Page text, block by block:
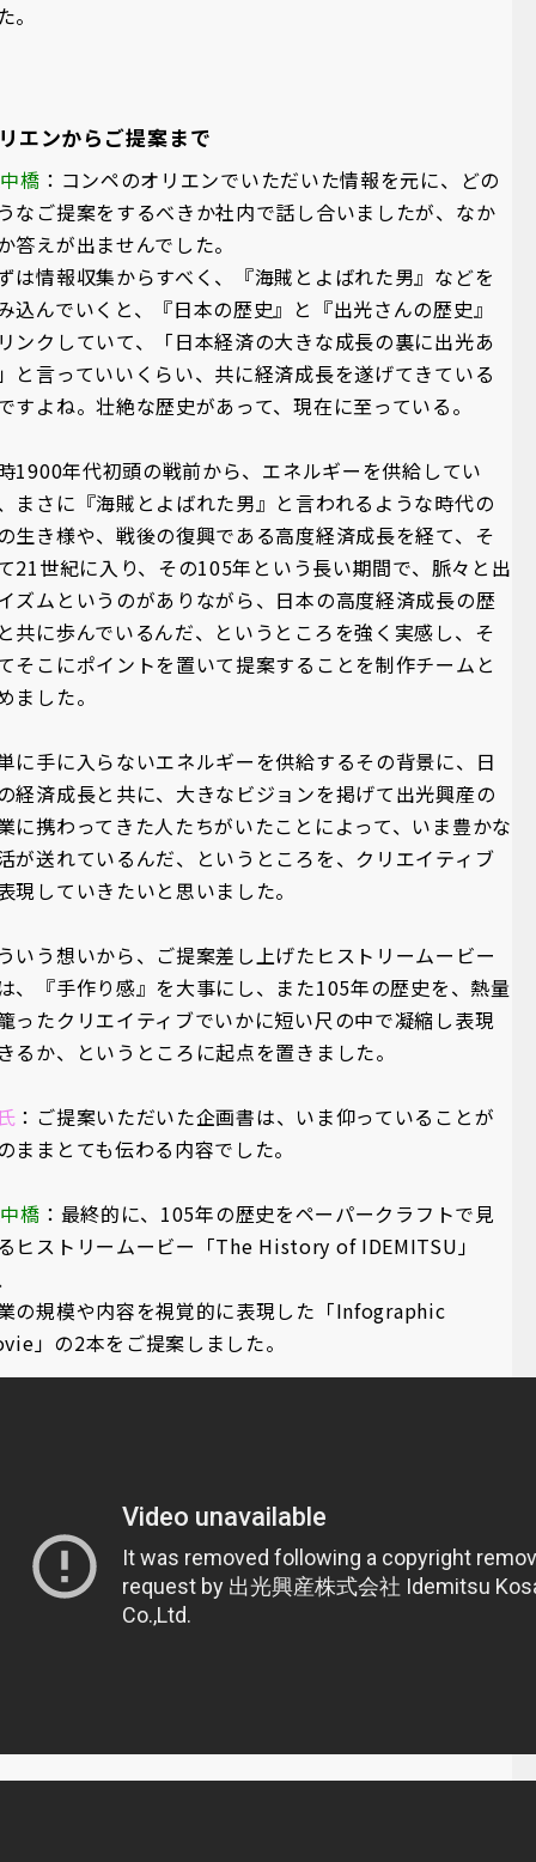
。
エンからご提案まで
橋 ：コンペのオリエンでいただいた情報を元に、どの
なご提案をするべきか社内で話し合いましたが、なか
答えが出ませんでした。
は情報収集からすべく、『海賊とよばれた男』などを
込んでいくと、『日本の歴史』と『出光さんの歴史』
ンクしていて、「日本経済の大きな成長の裏に出光あ
と言っていいくらい、共に経済成長を遂げてきている
すよね。壮絶な歴史があって、現在に至っている。
1900年代初頭の戦前から、エネルギーを供給してい
まさに『海賊とよばれた男』と言われるような時代の
生き様や、戦後の復興である高度経済成長を経て、そ
21世紀に入り、その105年という長い期間で、脈々と出
ズムというのがありながら、日本の高度経済成長の歴
共に歩んでいるんだ、というところを強く実感し、そ
そこにポイントを置いて提案することを制作チームと
ました。
に手に入らないエネルギーを供給するその背景に、日
経済成長と共に、大きなビジョンを掲げて出光興産の
に携わってきた人たちがいたことによって、いま豊かな
が送れているんだ、というところを、クリエイティブ
現していきたいと思いました。
いう想いから、ご提案差し上げたヒストリームービー
、『手作り感』を大事にし、また105年の歴史を、熱量
ったクリエイティブでいかに短い尺の中で凝縮し表現
るか、というところに起点を置きました。
：ご提案いただいた企画書は、いま仰っていることが
ままとても伝わる内容でした。
橋 ：最終的に、105年の歴史をペーパークラフトで見
ヒストリームービー「The History of IDEMITSU」
の規模や内容を視覚的に表現した「Infographic
」の2本をご提案しました。